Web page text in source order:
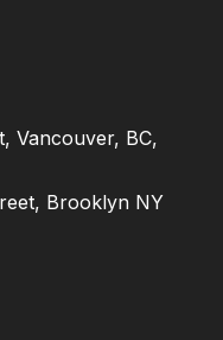
Vancouver, BC,
Brooklyn NY